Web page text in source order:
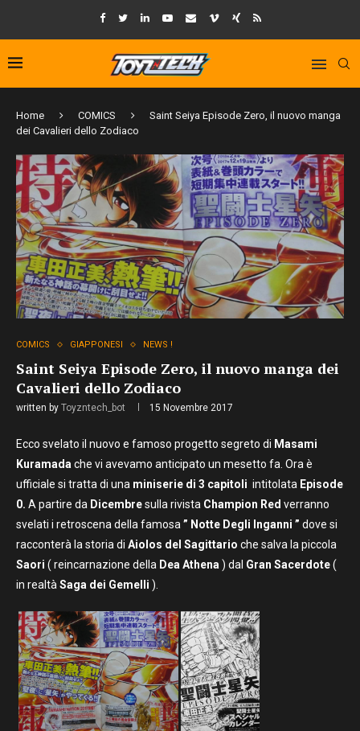
Home COMICS
Saint Seiya Episode Zero, il nuovo manga
dei Cavalieri dello Zodiaco
COMICS GIAPPONESI NEWS !
Saint Seiya Episode Zero, il nuovo manga dei
Cavalieri dello Zodiaco
written by Toyzntech_bot 15 Novembre 2017
Ecco svelato il nuovo e famoso progetto segreto di Masami
Kuramada che vi avevamo anticipato un mesetto fa. Ora è
ufficiale si tratta di una miniserie di 3 capitoli intitolata Episode
0. A partire da Dicembresulla rivista Champion Red verranno
svelati i retroscena della famosa ” Notte Degli Inganni ” dove si
racconterà la storia di Aiolos del Sagittario che salva la piccola
Saori ( reincarnazione della Dea Athena ) dal Gran Sacerdote(
in realtà Saga dei Gemelli ).